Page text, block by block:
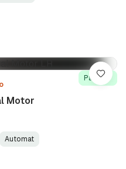
På lager
Motor
Automat
Lagre